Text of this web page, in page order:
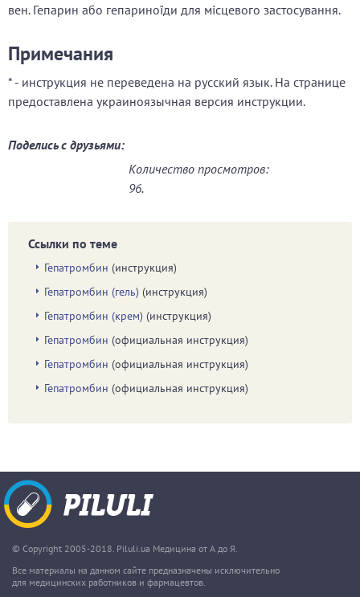
вен. Гепарин або гепариноїди для місцевого застосування.
Примечания
* - инструкция не переведена на русский язык. На странице
предоставлена украиноязычная версия инструкции.
Поделись с друзьями:
Количество просмотров:
96.
Ссылки по теме
Гепатромбин (инструкция)
Гепатромбин (гель) (инструкция)
Гепатромбин (крем) (инструкция)
Гепатромбин (официальная инструкция)
Гепатромбин (официальная инструкция)
Гепатромбин (официальная инструкция)
© Copyright 2005-2018. Piluli.ua Медицина от А до Я.
Все материалы на данном сайте предназначены исключительно
для медицинских работников и фармацевтов.